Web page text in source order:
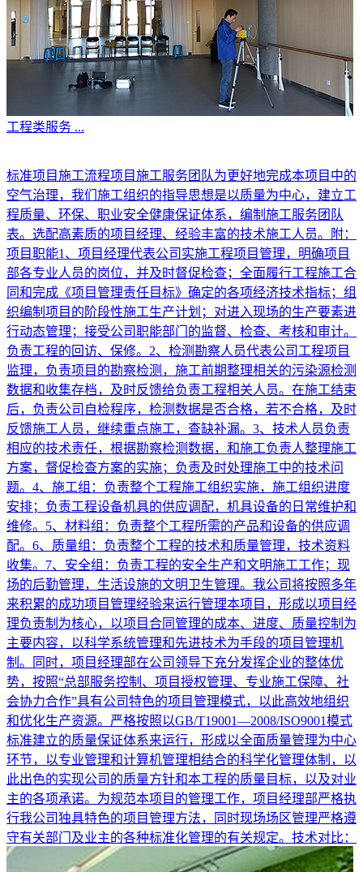
工程类服务 ...
标准项目施工流程项目施工服务团队为更好地完成本项目中的
空气治理，我们施工组织的指导思想是以质量为中心，建立工
程质量、环保、职业安全健康保证体系，编制施工服务团队
表。选配高素质的项目经理、经验丰富的技术施工人员。附：
项目职能1、项目经理代表公司实施工程项目管理，明确项目
部各专业人员的岗位，并及时督促检查；全面履行工程施工合
同和完成《项目管理责任目标》确定的各项经济技术指标；组
织编制项目的阶段性施工生产计划；对进入现场的生产要素进
行动态管理；接受公司职能部门的监督、检查、考核和审计。
负责工程的回访、保修。2、检测勘察人员代表公司工程项目
监理，负责项目的勘察检测，施工前期整理相关的污染源检测
数据和收集存档，及时反馈给负责工程相关人员。在施工结束
后，负责公司自检程序，检测数据是否合格，若不合格，及时
反馈施工人员，继续重点施工，查缺补漏。3、技术人员负责
相应的技术责任，根据勘察检测数据，和施工负责人整理施工
方案，督促检查方案的实施；负责及时处理施工中的技术问
题。4、施工组：负责整个工程施工组织实施，施工组织进度
安排；负责工程设备机具的供应调配，机具设备的日常维护和
维修。5、材料组：负责整个工程所需的产品和设备的供应调
配。6、质量组：负责整个工程的技术和质量管理，技术资料
收集。7、安全组：负责工程的安全生产和文明施工工作；现
场的后勤管理，生活设施的文明卫生管理。我公司将按照多年
来积累的成功项目管理经验来运行管理本项目，形成以项目经
理负责制为核心，以项目合同管理的成本、进度、质量控制为
主要内容，以科学系统管理和先进技术为手段的项目管理机
制。同时，项目经理部在公司领导下充分发挥企业的整体优
势，按照“总部服务控制、项目授权管理、专业施工保障、社
会协力合作”具有公司特色的项目管理模式，以此高效地组织
和优化生产资源。严格按照以GB/T19001—2008/ISO9001模式
标准建立的质量保证体系来运行，形成以全面质量管理为中心
环节，以专业管理和计算机管理相结合的科学化管理体制，以
此出色的实现公司的质量方针和本工程的质量目标，以及对业
主的各项承诺。为规范本项目的管理工作，项目经理部严格执
行我公司独具特色的项目管理方法，同时现场场区管理严格遵
守有关部门及业主的各种标准化管理的有关规定。技术对比：